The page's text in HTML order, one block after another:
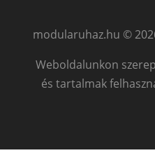
modularuhaz.hu ©
Weboldalunkon
és tartalmak